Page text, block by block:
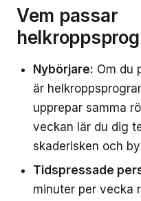
Vem passar
Nybörjare: Om du
är
upprepar samma
veckan lär du dig
skaderisken och
Tidspressade
minuter per vecka